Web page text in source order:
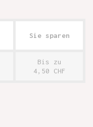
Sie sparen
Bis zu
4,50 CHF